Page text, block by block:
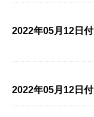
2022年05月12日付
2022年05月12日付